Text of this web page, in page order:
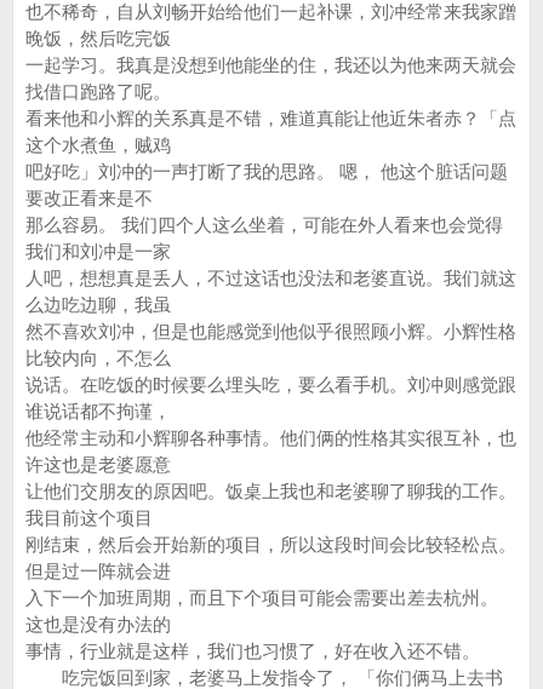
也不稀奇，自从刘畅开始给他们一起补课，刘冲经常来我家蹭
晚饭，然后吃完饭
一起学习。我真是没想到他能坐的住，我还以为他来两天就会
找借口跑路了呢。
看来他和小辉的关系真是不错，难道真能让他近朱者赤？「点
这个水煮鱼，贼鸡
吧好吃」刘冲的一声打断了我的思路。 嗯， 他这个脏话问题
要改正看来是不
那么容易。 我们四个人这么坐着，可能在外人看来也会觉得
我们和刘冲是一家
人吧，想想真是丢人，不过这话也没法和老婆直说。我们就这
么边吃边聊，我虽
然不喜欢刘冲，但是也能感觉到他似乎很照顾小辉。小辉性格
比较内向，不怎么
说话。在吃饭的时候要么埋头吃，要么看手机。刘冲则感觉跟
谁说话都不拘谨，
他经常主动和小辉聊各种事情。他们俩的性格其实很互补，也
许这也是老婆愿意
让他们交朋友的原因吧。饭桌上我也和老婆聊了聊我的工作。
我目前这个项目
刚结束，然后会开始新的项目，所以这段时间会比较轻松点。
但是过一阵就会进
入下一个加班周期，而且下个项目可能会需要出差去杭州。
这也是没有办法的
事情，行业就是这样，我们也习惯了，好在收入还不错。
吃完饭回到家，老婆马上发指令了， 「你们俩马上去书